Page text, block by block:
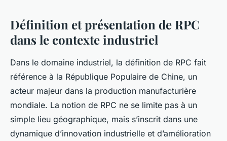
Définition et présentation de RPC
dans le contexte industriel
Dans le domaine industriel, la définition de RPC fait
référence à la République Populaire de Chine, un
acteur majeur dans la production manufacturière
mondiale. La notion de RPC ne se limite pas à un
simple lieu géographique, mais s’inscrit dans une
dynamique d’innovation industrielle et d’amélioration